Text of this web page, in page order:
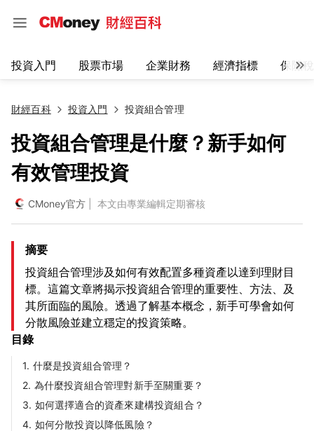
投資入門 股票市場 企業財務 經濟指標 保險
財經百科 投資入門 投資組合管理
投資組合管理是什麼？新手如何
有效管理投資
CMoney官方 | 本文由專業編輯定期審核
摘要
投資組合管理涉及如何有效配置多種資產以達到理財目
標。這篇文章將揭示投資組合管理的重要性、方法、及
其所面臨的風險。透過了解基本概念，新手可學會如何
分散風險並建立穩定的投資策略。
目錄
1. 什麼是投資組合管理？
2. 為什麼投資組合管理對新手至關重要？
3. 如何選擇適合的資產來建構投資組合？
4. 如何分散投資以降低風險？